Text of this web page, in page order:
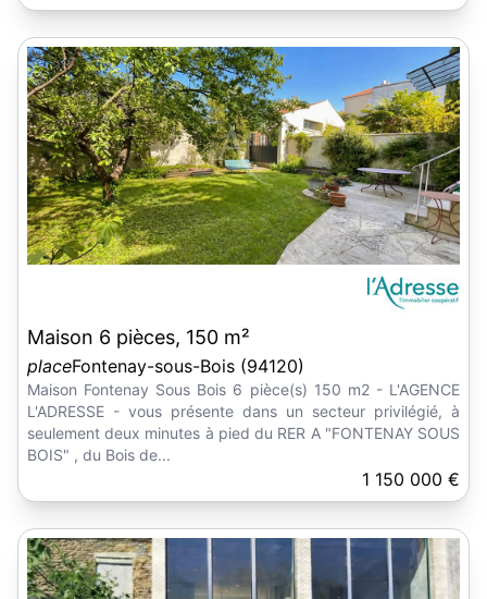
Maison 6 pièces, 150 m²
placeFontenay-sous-Bois (94120)
Maison Fontenay Sous Bois 6 pièce(s) 150 m2 - L'AGENCE
L'ADRESSE - vous présente dans un secteur privilégié, à
seulement deux minutes à pied du RER A "FONTENAY SOUS
BOIS" , du Bois de...
1 150 000 €